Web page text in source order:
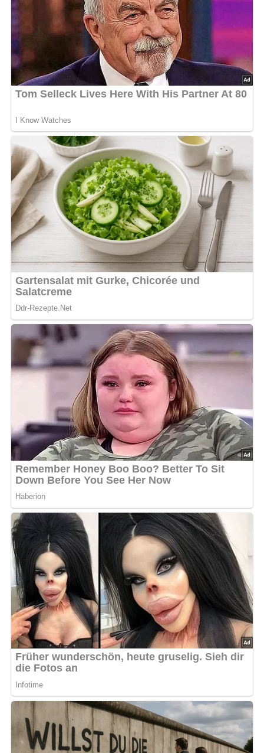
Fazit
Die Schlemmerschnitte von Ei ist ein einfaches und
der DDR-Küche perfekt verkörpert. Mit nur wenigen
Zutaten zauberst du im Handumdrehen eine herzhafte
Mahlzeit, die dich mit jedem Bissen in die Vergangenheit
entführt. Also, schnapp dir deine Pfanne und probiere
dieses klassische Rezept aus – deine
Geschmacksknospen werden es dir danken!
[Nach: Das Fernsehkochbuch © VEB Fachbuchverlag Leipzig, 1964]
Jetzt Sterne vergeben – Rezept
bewerten
4.6/5(54 Bewertung)